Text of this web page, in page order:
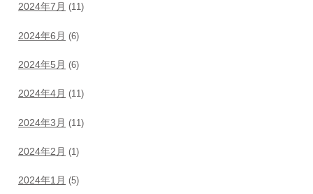
2024年7月 (11)
2024年6月 (6)
2024年5月 (6)
2024年4月 (11)
2024年3月 (11)
2024年2月 (1)
2024年1月 (5)